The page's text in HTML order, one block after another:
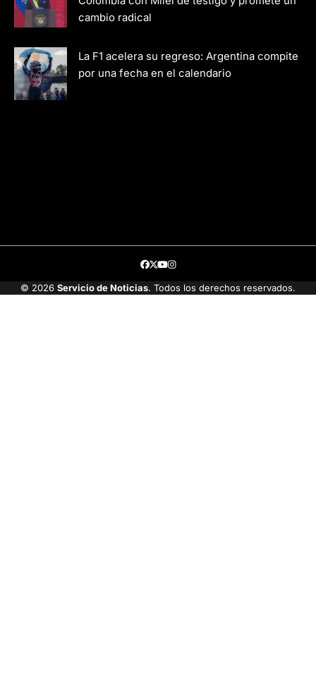
cambio radical
La F1 acelera su regreso: Argentina compite
por una fecha en el calendario
Facebook
TwitterYoutube
Instagram
© 2026 Servicio de Noticias. Todos los derechos reservados.